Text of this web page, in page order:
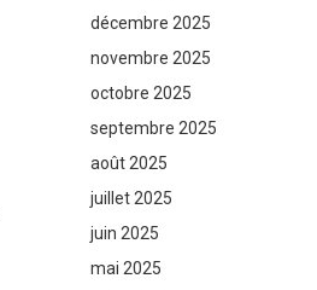
décembre 2025
novembre 2025
octobre 2025
septembre 2025
août 2025
juillet 2025
juin 2025
mai 2025